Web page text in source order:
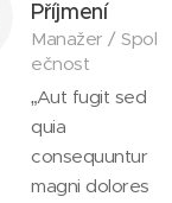
Příjmení
Manažer / Spol
ečnost
„Aut fugit sed
quia
consequuntur
magni dolores